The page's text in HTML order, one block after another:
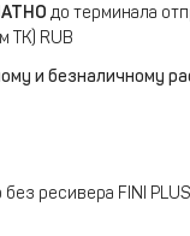
до терминала
ТК) RUB
и безналичному
ресивера FINI